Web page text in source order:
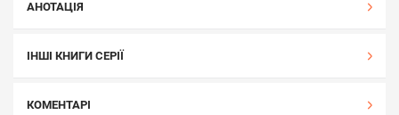
АНОТАЦІЯ
ІНШІ КНИГИ СЕРІЇ
КОМЕНТАРІ